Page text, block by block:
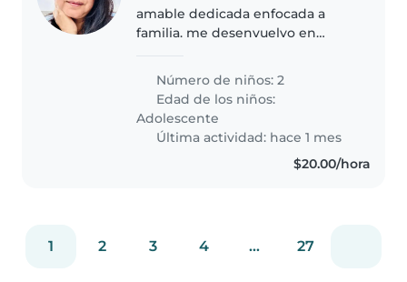
amable dedicada enfocada a
familia. me desenvuelvo en
Número de niños: 2
Edad de los niños:
Adolescente
Última actividad: hace 1 mes
$20.00/hora
1 2 3 4 ... 27